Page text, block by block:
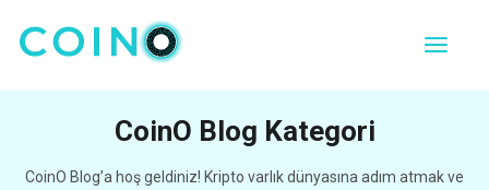
CoinO Blog Kategori
CoinO Blog’a hoş geldiniz! Kripto varlık dünyasına adım atmak ve